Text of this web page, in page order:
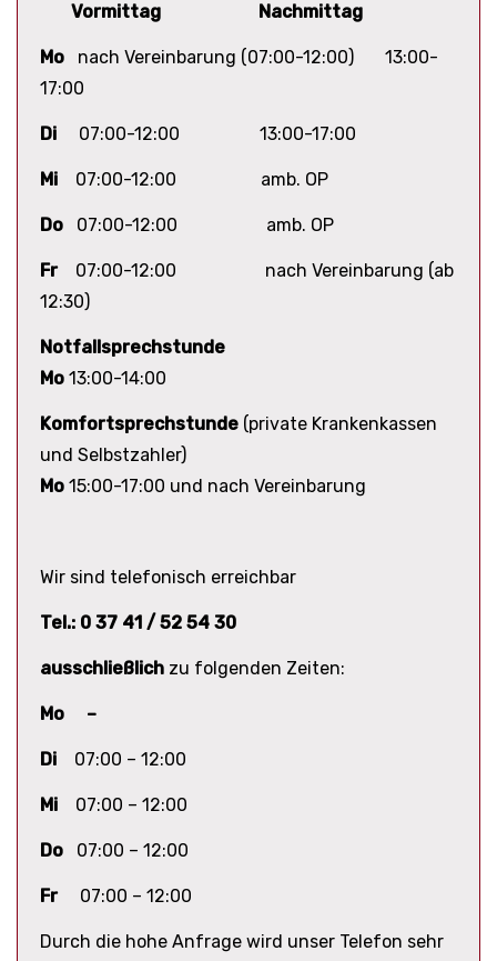
Vormittag Nachmittag
Mo
nach Vereinbarung (07:00-12:00) 13:00-
17:00
Di 07:00-12:00 13:00-17:00
Mi 07:00-12:00 amb. OP
Do 07:00-12:00 amb. OP
Fr07:00-12:00 nach Vereinbarung (ab
12:30)
Notfallsprechstunde
Mo 13:00-14:00
Komfortsprechstunde (private Krankenkassen
und Selbstzahler)
Mo 15:00-17:00 und nach Vereinbarung
Wir sind telefonisch erreichbar
Tel.: 0 37 41 / 52 54 30
ausschließlich zu folgenden Zeiten:
Mo –
Di 07:00 – 12:00
Mi 07:00 – 12:00
Do 07:00 – 12:00
Fr 07:00 – 12:00
Durch die hohe Anfrage wird unser Telefon sehr